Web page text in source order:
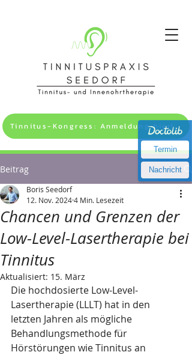
Tinnitus-Kongress: Anmeldung hier! >>
Beitrag
Chancen und Grenzen der
Low-Level-Lasertherapie bei
Tinnitus
Boris Seedorf
12. Nov. 20244 Min. Lesezeit
Aktualisiert: 15. März
Die hochdosierte Low-Level-
Lasertherapie (LLLT) hat in den
letzten Jahren als mögliche
Behandlungsmethode für
Hörstörungen wie Tinnitus an
Termin
Nachricht